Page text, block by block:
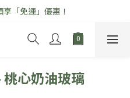
早鳥優惠中 /
「免運」優惠！
早鳥優惠中 /
心奶油玻璃